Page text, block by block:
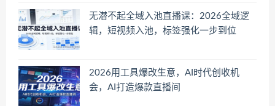
无潜不起全域入池直播课：2026全域逻
辑，短视频入池，标签强化一步到位
2026用工具爆改生意，AI时代创收机
会，AI打造爆款直播间